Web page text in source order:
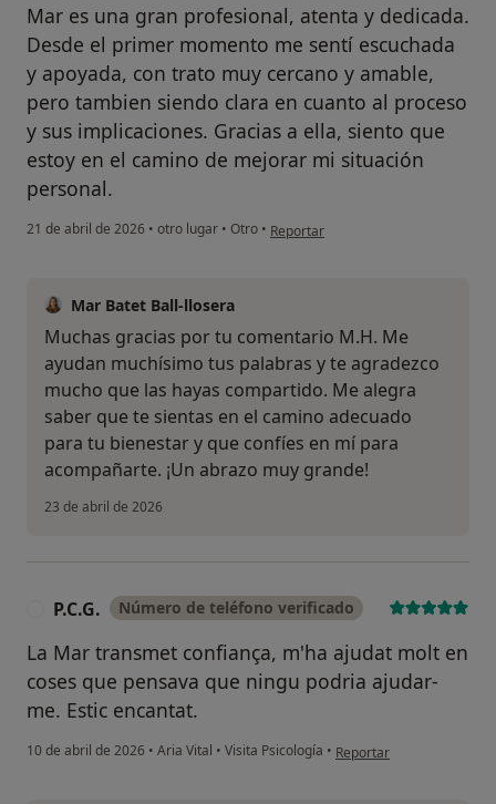
Mar es una gran profesional, atenta y dedicada.
Desde el primer momento me sentí escuchada
y apoyada, con trato muy cercano y amable,
pero tambien siendo clara en cuanto al proceso
y sus implicaciones. Gracias a ella, siento que
estoy en el camino de mejorar mi situación
personal.
21 de abril de 2026 • otro lugar • Otro • en opinión del usuario MH
Reportar
Mar Batet Ball-llosera
Muchas gracias por tu comentario M.H. Me
ayudan muchísimo tus palabras y te agradezco
mucho que las hayas compartido. Me alegra
saber que te sientas en el camino adecuado
para tu bienestar y que confíes en mí para
acompañarte. ¡Un abrazo muy grande!
23 de abril de 2026
P.C.G. Número de teléfono verificado
La Mar transmet confiança, m'ha ajudat molt en
coses que pensava que ningu podria ajudar-
me. Estic encantat.
10 de abril de 2026 • Aria Vital • Visita Psicología • en opinión del usuario
Reportar